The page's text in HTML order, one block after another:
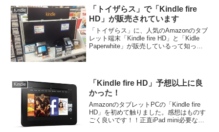
来月からは小型の...
Kindle
「トイザらス」で「Kindle fire
HD」が販売されています
「トイザらス」に、人気のAmazonのタブ
レット端末「Kindle fire HD」と「Kidle
Paperwhite」が販売しているって知って
Kindle
「Kindle fire HD」予想以上に良
かった！
AmazonのタブレットPCの「Kindle fire
HD」を初めて触りました。感想はものす
ごく良いです！！正直iPad mini必要ない